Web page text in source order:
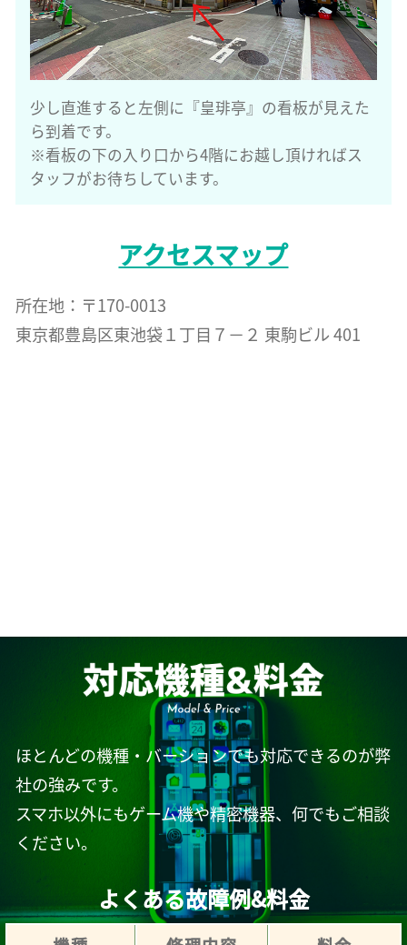
少し直進すると左側に『皇琲亭』の看板が見えた
ら到着です。
※看板の下の入り口から4階にお越し頂ければス
タッフがお待ちしています。
アクセスマップ
所在地：〒170-0013
東京都豊島区東池袋１丁目７−２ 東駒ビル 401
ほとんどの機種・バーションでも対応できるのが弊
社の強みです。
スマホ以外にもゲーム機や精密機器、何でもご相談
ください。
よくある故障例&料金